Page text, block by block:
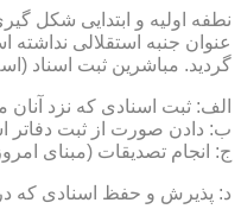
گردید. مباشرین ثبت اسناد (اسلاف
الف: ثبت اسنادی كه نزد آنان
ب: دادن صورت از ثبت دفاتر
ج: انجام تصدیقات (مبنای
د: پذیرش و حفظ اسنادی كه